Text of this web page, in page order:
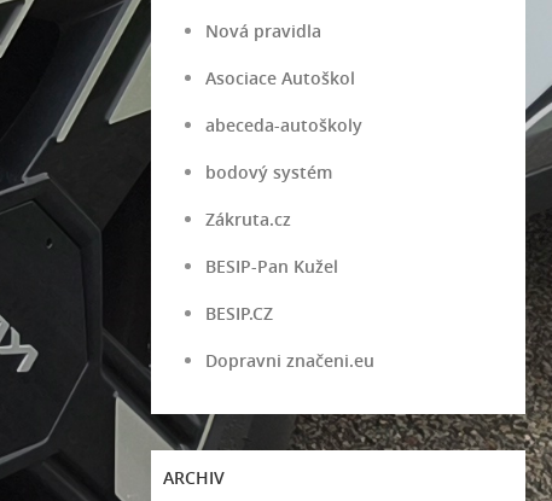
Nová pravidla
Asociace Autoškol
abeceda-autoškoly
bodový systém
Zákruta.cz
BESIP-Pan Kužel
BESIP.CZ
Dopravni značeni.eu
ARCHIV